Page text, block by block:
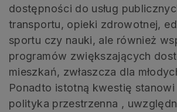
dostępności do usług
transportu, opieki zdrowotnej,
sportu czy nauki, ale również
programów zwiększających
mieszkań, zwłaszcza dla
Ponadto istotną kwestię stanowi
polityka przestrzenna ,